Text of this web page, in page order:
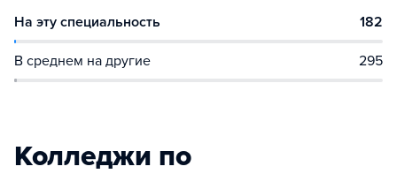
На эту специальность 182
В среднем на другие 295
Колледжи по